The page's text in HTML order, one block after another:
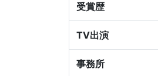
受賞歴
TV出演
事務所